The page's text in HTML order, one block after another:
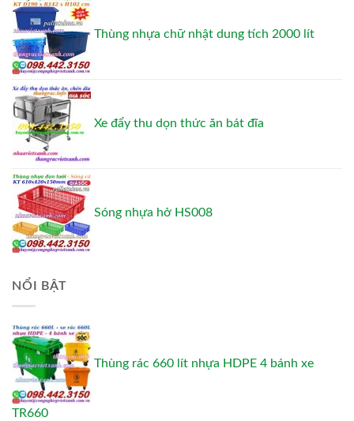
Thùng nhựa chữ nhật dung tích 2000 lít
Xe đẩy thu dọn thức ăn bát đĩa
Sóng nhựa hở HS008
NỔI BẬT
Thùng rác 660 lít nhựa HDPE 4 bánh xe
TR660